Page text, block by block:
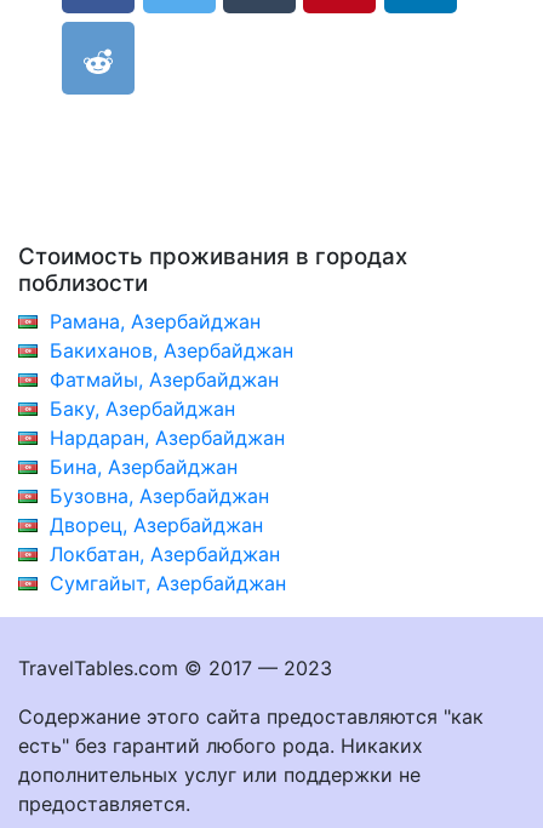
Стоимость проживания в городах
поблизости
Рамана, Азербайджан
Бакиханов, Азербайджан
Фатмайы, Азербайджан
Баку, Азербайджан
Нардаран, Азербайджан
Бина, Азербайджан
Бузовна, Азербайджан
Дворец, Азербайджан
Локбатан, Азербайджан
Сумгайыт, Азербайджан
TravelTables.com © 2017 — 2023
Содержание этого сайта предоставляются "как
есть" без гарантий любого рода. Никаких
дополнительных услуг или поддержки не
предоставляется.